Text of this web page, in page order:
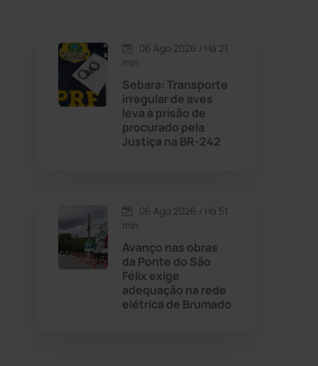
Caetité (1504)
Candiba (157)
Cândido Sales
Caturama
Chapada Diamantina
06 Ago 2026 / Há 21
min
Sebara: Transporte
irregular de aves
leva à prisão de
procurado pela
Justiça na BR-242
06 Ago 2026 / Há 51
min
Avanço nas obras
da Ponte do São
Félix exige
adequação na rede
elétrica de Brumado